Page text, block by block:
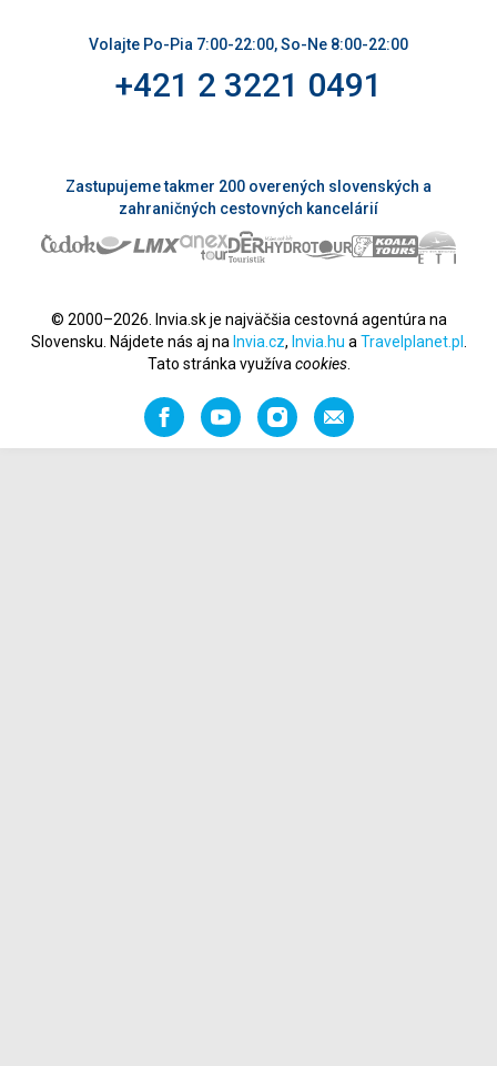
Volajte Po-Pia 7:00-22:00, So-Ne 8:00-22:00
+421 2 3221 0491
Zastupujeme takmer 200 overených slovenských a
zahraničných cestovných kancelárií
© 2000–2026. Invia.sk je najväčšia cestovná agentúra na
Slovensku. Nájdete nás aj na Invia.cz, Invia.hu a Travelplanet.pl
Tato stránka využíva cookies.
FacebookYouTubeInstagramOdporučiť